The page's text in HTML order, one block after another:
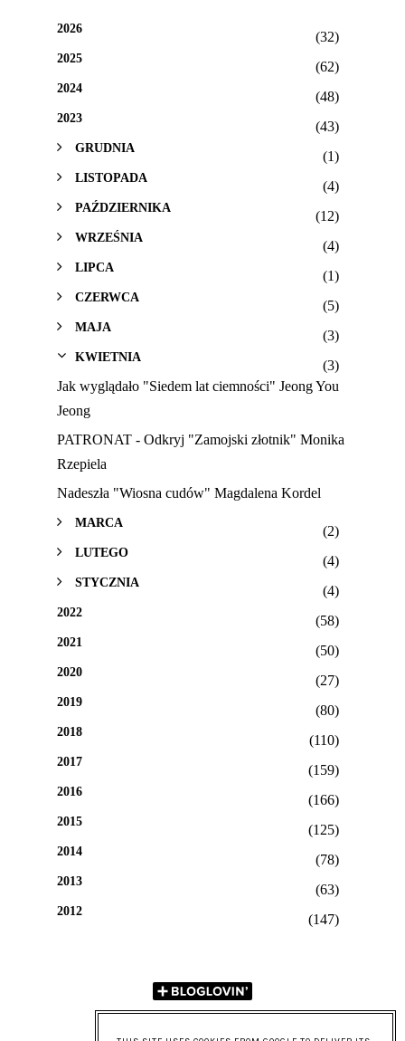
2026
(32)
2025
(62)
2024
(48)
2023
(43)
GRUDNIA
(1)
LISTOPADA
(4)
PAŹDZIERNIKA
(12)
WRZEŚNIA
(4)
LIPCA
(1)
CZERWCA
(5)
MAJA
(3)
KWIETNIA
(3)
Jak wyglądało "Siedem lat ciemności" Jeong You
Jeong
PATRONAT - Odkryj "Zamojski złotnik" Monika
Rzepiela
Nadeszła "Wiosna cudów" Magdalena Kordel
MARCA
(2)
LUTEGO
(4)
STYCZNIA
(4)
2022
(58)
2021
(50)
2020
(27)
2019
(80)
2018
(110)
2017
(159)
2016
(166)
2015
(125)
2014
(78)
2013
(63)
2012
(147)